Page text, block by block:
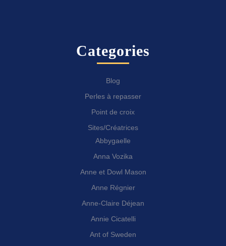
Categories
Blog
Perles à repasser
Point de croix
Sites/Créatrices
Abbygaelle
Anna Vozika
Anne et Dowl Mason
Anne Régnier
Anne-Claire Déjean
Annie Cicatelli
Ant of Sweden